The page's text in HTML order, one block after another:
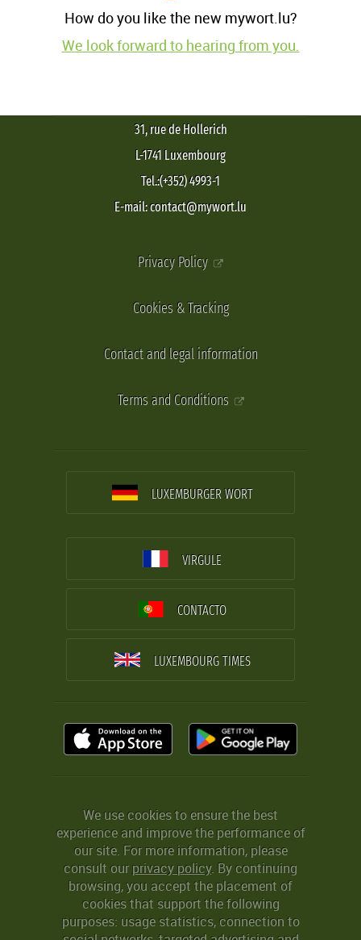
How do you like the new mywort.lu?
We look forward to hearing from you.
31, rue de Hollerich
L-1741 Luxembourg
Tel.:(+352) 4993-1
E-mail: contact@mywort.lu
Privacy Policy
Cookies & Tracking
Contact and legal information
Terms and Conditions
LUXEMBURGER WORT
VIRGULE
CONTACTO
LUXEMBOURG TIMES
We use cookies to ensure the best
experience and improve the performance of
our site. For more information, please
consult ourprivacy policy. By continuing
browsing, you accept the placement of
cookies that support the following
purposes: usage statistics, connection to